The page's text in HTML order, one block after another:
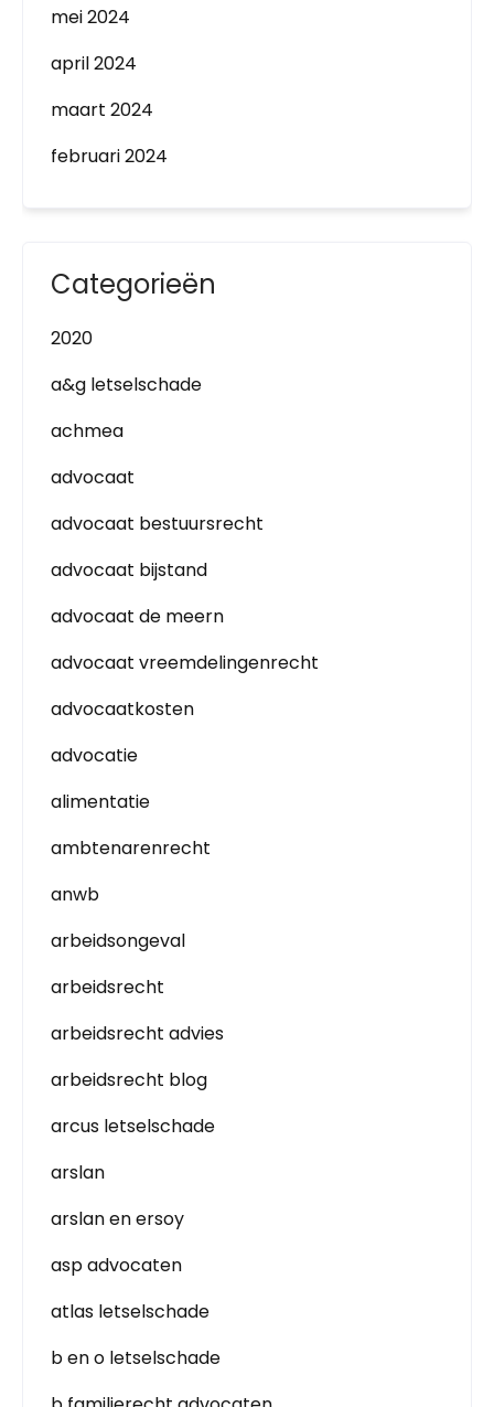
mei 2024
april 2024
maart 2024
februari 2024
Categorieën
2020
a&g letselschade
achmea
advocaat
advocaat bestuursrecht
advocaat bijstand
advocaat de meern
advocaat vreemdelingenrecht
advocaatkosten
advocatie
alimentatie
ambtenarenrecht
anwb
arbeidsongeval
arbeidsrecht
arbeidsrecht advies
arbeidsrecht blog
arcus letselschade
arslan
arslan en ersoy
asp advocaten
atlas letselschade
b en o letselschade